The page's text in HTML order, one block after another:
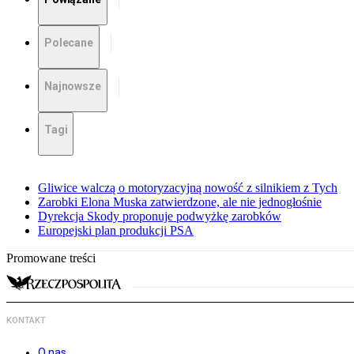
Polecane
Najnowsze
Tagi
Gliwice walczą o motoryzacyjną nowość z silnikiem z Tych
Zarobki Elona Muska zatwierdzone, ale nie jednogłośnie
Dyrekcja Skody proponuje podwyżkę zarobków
Europejski plan produkcji PSA
Promowane treści
KONTAKT